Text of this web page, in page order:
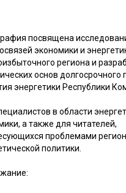
посвящена
экономики и
региона и
основ долгосрочного
энергетики Республики
в области
а также для читателей,
проблемами
политики.